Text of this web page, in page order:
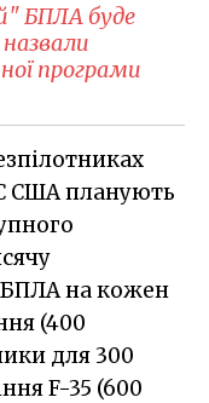
БПЛА буде
програми
США планують
БПЛА на кожен
(400
для 300
F-35 (600